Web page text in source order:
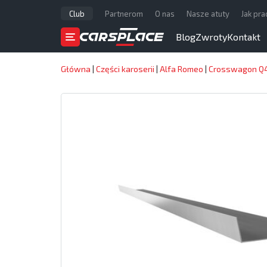
Club Partnerom O nas Nasze atuty Jak
BlogZwrotyKontakt
Główna | Części karoserii | Alfa Romeo | Crosswagon